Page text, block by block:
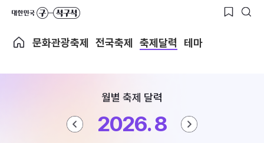
문화관광축제 전국축제 축제달력 테마
월별 축제 달력
2026. 8